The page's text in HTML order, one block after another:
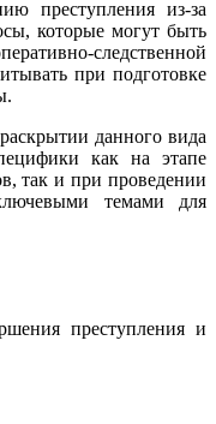
преступления из-за
которые могут быть
следственной
при подготовке
данного вида
как на этапе
так и при проведении
темами для
преступления и